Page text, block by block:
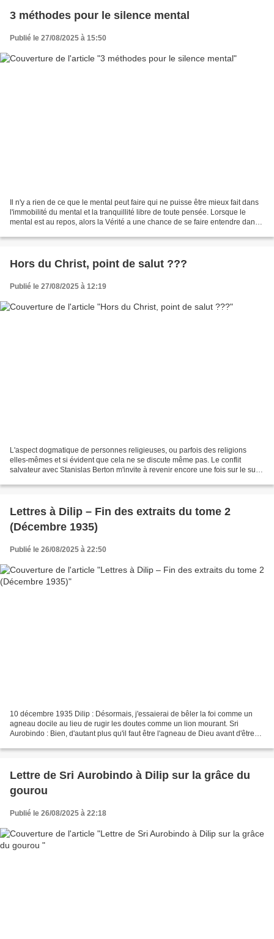
3 méthodes pour le silence mental
Publié le 27/08/2025 à 15:50
Il n'y a rien de ce que le mental peut faire qui ne puisse être mieux fait dans
l'immobilité du mental et la tranquillité libre de toute pensée. Lorsque le
mental est au repos, alors la Vérité a une chance de se faire entendre dans
Hors du Christ, point de salut ???
Publié le 27/08/2025 à 12:19
L'aspect dogmatique de personnes religieuses, ou parfois des religions
elles-mêmes et si évident que cela ne se discute même pas. Le conflit
salvateur avec Stanislas Berton m'invite à revenir encore une fois sur le sujet
Lettres à Dilip – Fin des extraits du tome 2
(Décembre 1935)
Publié le 26/08/2025 à 22:50
10 décembre 1935 Dilip : Désormais, j'essaierai de bêler la foi comme un
agneau docile au lieu de rugir les doutes comme un lion mourant. Sri
Aurobindo : Bien, d'autant plus qu'il faut être l'agneau de Dieu avant d'être
Lettre de Sri Aurobindo à Dilip sur la grâce du
gourou
Publié le 26/08/2025 à 22:18